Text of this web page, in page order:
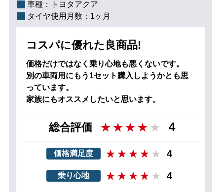
車種：
トヨタアクア
タイヤ使用月数： 1ヶ月
コスパに優れた良商品!
価格だけではなく乗り心地も悪くないです。
別の車両用にもう1セット購入しようかとも思
っています。
家族にもオススメしたいと思います。
総合評価 4
価格満足度 4
乗り心地 4